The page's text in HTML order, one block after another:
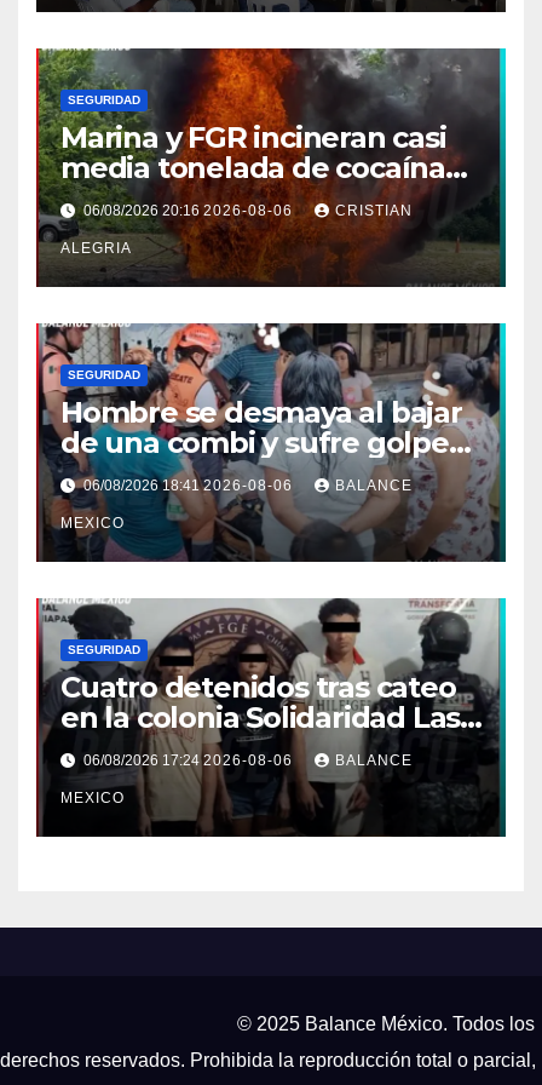
SEGURIDAD
Marina y FGR incineran casi
media tonelada de cocaína
asegurada frente a las costas
de Chiapas
06/08/2026 20:16 2026-08-06 CRISTIAN
ALEGRIA
SEGURIDAD
Hombre se desmaya al bajar
de una combi y sufre golpe
en la cabeza en Tapachula
06/08/2026 18:412026-08-06 BALANCE
MEXICO
SEGURIDAD
Cuatro detenidos tras cateo
en la colonia Solidaridad Las
Vegas de Tapachula
06/08/2026 17:242026-08-06 BALANCE
MEXICO
© 2025 Balance México. Todos los
derechos reservados. Prohibida la reproducción total o parcial,